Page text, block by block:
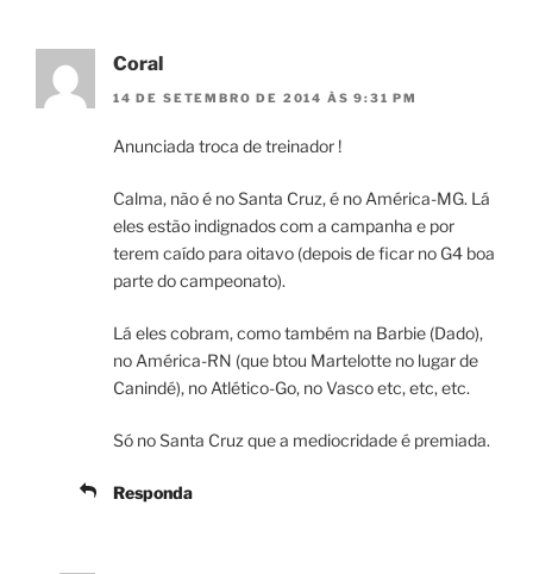
Coral
14 DE SETEMBRO DE 2014 ÀS 9:31 PM
Anunciada troca de treinador !
Calma, não é no Santa Cruz, é no América-MG. Lá
eles estão indignados com a campanha e por
terem caído para oitavo (depois de ficar no G4 boa
parte do campeonato).
Lá eles cobram, como também na Barbie (Dado),
no América-RN (que btou Martelotte no lugar de
Canindé), no Atlético-Go, no Vasco etc, etc, etc.
Só no Santa Cruz que a mediocridade é premiada.
Responda